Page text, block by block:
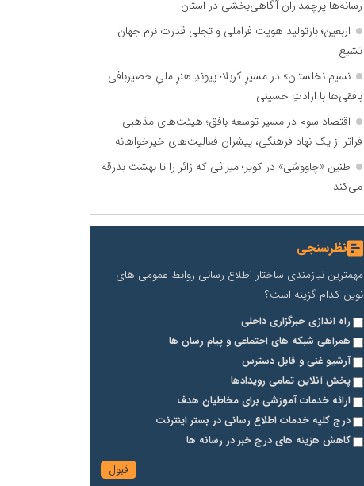
رسانه‌ها پرچمداران آگاهی‌بخشی در استان
اربعین؛ بازتولید هویت فراملی و تجلی قدرت نرم جهان
تشیع
نسیمِ نخلستان» در مسیرِ کربلا؛ پیوندِ هنرِ ملیِ حصیربافی
بافقی‌ها با ارادتِ حسینی
اقتصاد سوم در مسیر توسعه بافق؛ هیئت‌های مذهبی
فراتر از یک نهاد فرهنگی، پیشران فعالیت‌های خیرخواهانه
طنین «چاووشی» در کویر؛ میراثی که زائر را تا بهشت بدرقه
می‌کند
نظرسنجی
مهمترین نیازمندی ساختار اطلاع رسانی روابط عمومی های
نوین کدام گزینه است؟
راه اندازی خبرگزاری داخلی
همراهی شبکه های اجتماعی و پیام رسان ها
آرشیو غنی و قابل دسترس
پخش آنلاین تمامی رویدادها
ارائه خدمات آموزشی برای مخاطیان هدف
درج کلیه خدمات اطلاع رسانی در بستر اینترنت
کاهش هزینه های درج خبر در رسانه ها